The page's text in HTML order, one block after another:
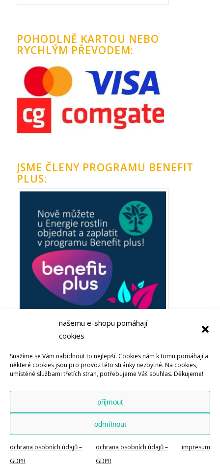
našemu e-shopu pomáhají
cookies
Snažíme se Vám nabídnout to nejlepší. Cookies nám k tomu pomáhají a
některé cookies jsou pro provoz této stránky nezbytné. Na cookies,
umístěné službami třetích stran, potřebujeme Váš souhlas. Děkujeme!
přijmout
odmítnout
ochrana osobních údajů –
GDPR
ochrana osobních údajů –
GDPR
impresum
POHODLNĚ KARTOU NEBO
RYCHLÝM PŘEVODEM:
JSME ČLENY PROGRAMU BENEFIT
PLUS:
Bachovy esence nebo soli života u Energie rostlin
© Copyright – Energie rostlin – The Source s.r.o. -
ochrana osobních údajů – GDPR